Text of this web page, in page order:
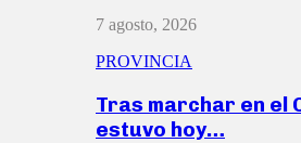
7 agosto, 2026
PROVINCIA
Tras marchar en el
estuvo hoy…